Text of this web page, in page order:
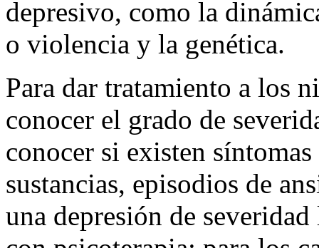
depresivo, como la
o violencia y la genética.
Para dar tratamiento a los
conocer el grado de
conocer si existen
sustancias, episodios de
una depresión de